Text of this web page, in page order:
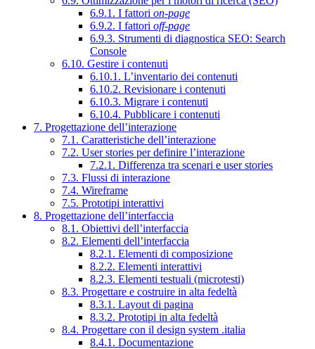
6.9.1. I fattori on-page
6.9.2. I fattori off-page
6.9.3. Strumenti di diagnostica SEO: Search
Console
6.10. Gestire i contenuti
6.10.1. L’inventario dei contenuti
6.10.2. Revisionare i contenuti
6.10.3. Migrare i contenuti
6.10.4. Pubblicare i contenuti
7. Progettazione dell’interazione
7.1. Caratteristiche dell’interazione
7.2. User stories per definire l’interazione
7.2.1. Differenza tra scenari e user stories
7.3. Flussi di interazione
7.4. Wireframe
7.5. Prototipi interattivi
8. Progettazione dell’interfaccia
8.1. Obiettivi dell’interfaccia
8.2. Elementi dell’interfaccia
8.2.1. Elementi di composizione
8.2.2. Elementi interattivi
8.2.3. Elementi testuali (microtesti)
8.3. Progettare e costruire in alta fedeltà
8.3.1. Layout di pagina
8.3.2. Prototipi in alta fedeltà
8.4. Progettare con il design system .italia
8.4.1. Documentazione